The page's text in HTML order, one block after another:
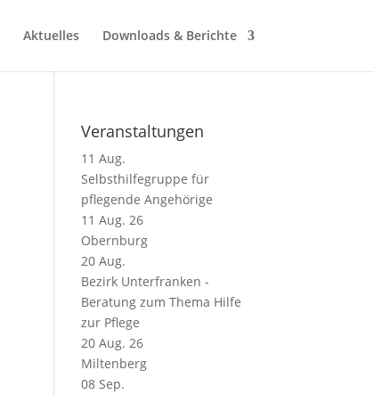
Aktuelles Downloads & Berichte
Veranstaltungen
11 Aug.
Selbsthilfegruppe für
pflegende Angehörige
11 Aug. 26
Obernburg
20 Aug.
Bezirk Unterfranken -
Beratung zum Thema Hilfe
zur Pflege
20 Aug. 26
Miltenberg
08 Sep.